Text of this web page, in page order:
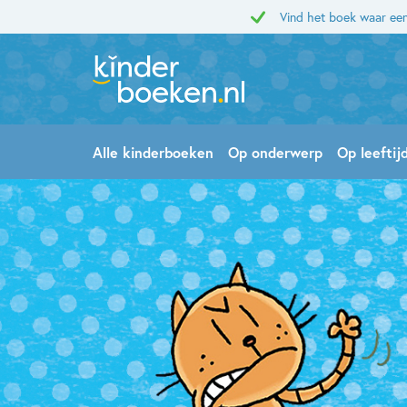
Vind het boek waar
Alle kinderboeken Op onderwerp Op